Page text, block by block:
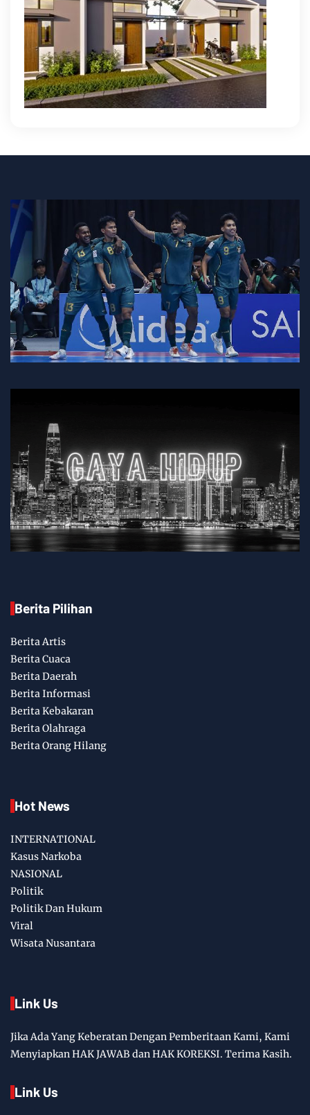
Berita Pilihan
Berita Artis
Berita Cuaca
Berita Daerah
Berita Informasi
Berita Kebakaran
Berita Olahraga
Berita Orang Hilang
Hot News
INTERNATIONAL
Kasus Narkoba
NASIONAL
Politik
Politik Dan Hukum
Viral
Wisata Nusantara
Link Us
Jika Ada Yang Keberatan Dengan Pemberitaan Kami, Kami
Menyiapkan HAK JAWAB dan HAK KOREKSI. Terima Kasih.
Link Us